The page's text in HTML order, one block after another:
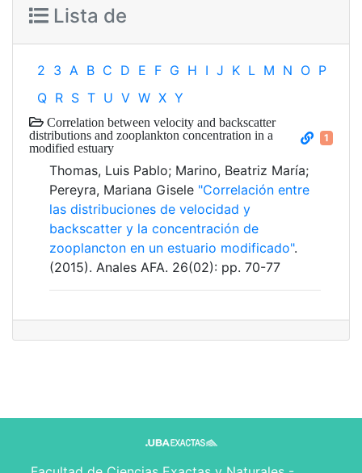
Lista de
2 3 A B C D E F G H I J K L M N O P
Q R S T U V W X Y
Correlation between velocity and backscatter
distributions and zooplankton concentration in a
modified estuary
1
Thomas, Luis Pablo; Marino, Beatriz María;
Pereyra, Mariana Gisele "Correlación entre
las distribuciones de velocidad y
backscatter y la concentración de
zooplancton en un estuario modificado".
(2015). Anales AFA. 26(02): pp. 70-77